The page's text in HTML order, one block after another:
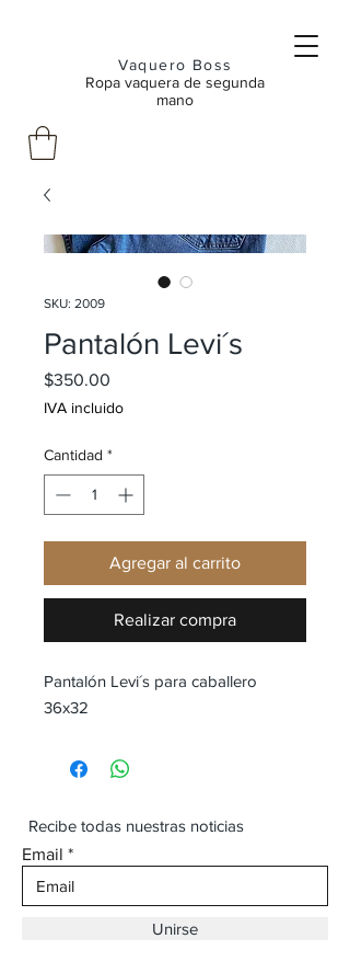
Vaquero Boss
Ropa vaquera de segunda
mano
SKU: 2009
Pantalón Levi´s
$350.00
IVA incluido
Cantidad *
Agregar al carrito
Realizar compra
Pantalón Levi´s para caballero
36x32
Recibe todas nuestras noticias
Email
Unirse